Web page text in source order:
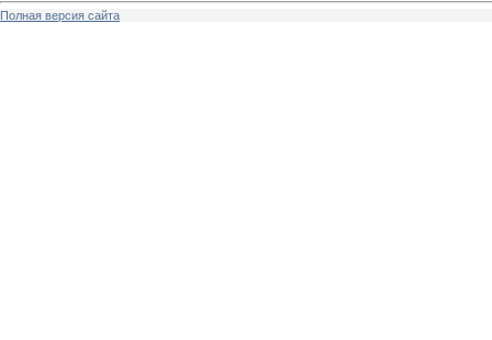
Полная версия сайта